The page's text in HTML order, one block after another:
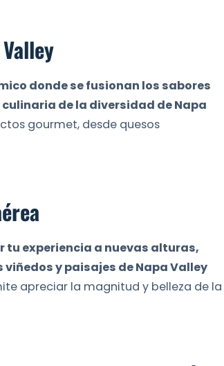
donde se fusionan los sabores
de la diversidad de Napa
gourmet, desde quesos
tu experiencia a nuevas alturas,
y paisajes de Napa Valley
apreciar la magnitud y belleza de la